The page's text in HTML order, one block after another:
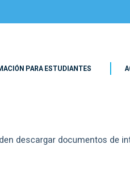
PARA ESTUDIANTES
descargar documentos de